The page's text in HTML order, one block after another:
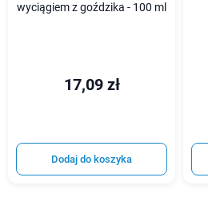
wyciągiem z goździka - 100 ml
17,09 zł
Dodaj do koszyka